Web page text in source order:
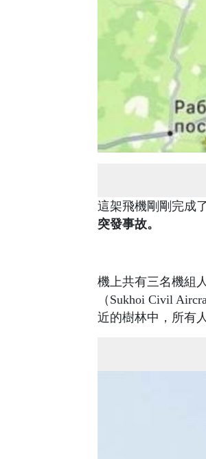
這架飛機剛剛完成
突發事故。
機上共有三名機組
（Sukhoi Civil
近的樹林中，所有